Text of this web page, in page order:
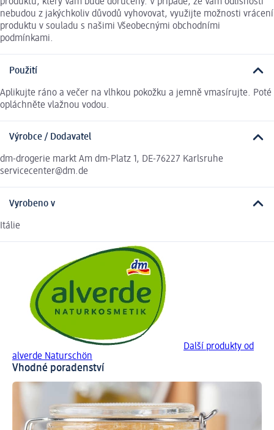
produktu, který Vám bude doručený. V případě, že Vám odlišnosti
nebudou z jakýchkoliv důvodů vyhovovat, využijte možnosti vrácení
produktu v souladu s našimi Všeobecnými obchodními
podmínkami.
Použití
Aplikujte ráno a večer na vlhkou pokožku a jemně vmasírujte. Poté
opláchněte vlažnou vodou.
Výrobce / Dodavatel
dm-drogerie markt Am dm-Platz 1, DE-76227 Karlsruhe
servicecenter@dm.de
Vyrobeno v
Itálie
Další produkty od
alverde Naturschön
Vhodné poradenství